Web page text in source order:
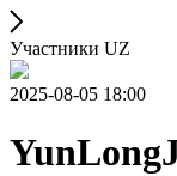
Участники UZ
2025-08-05 18:00